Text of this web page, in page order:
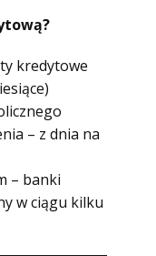
kredytowe
– z dnia na
– banki
w ciągu kilku